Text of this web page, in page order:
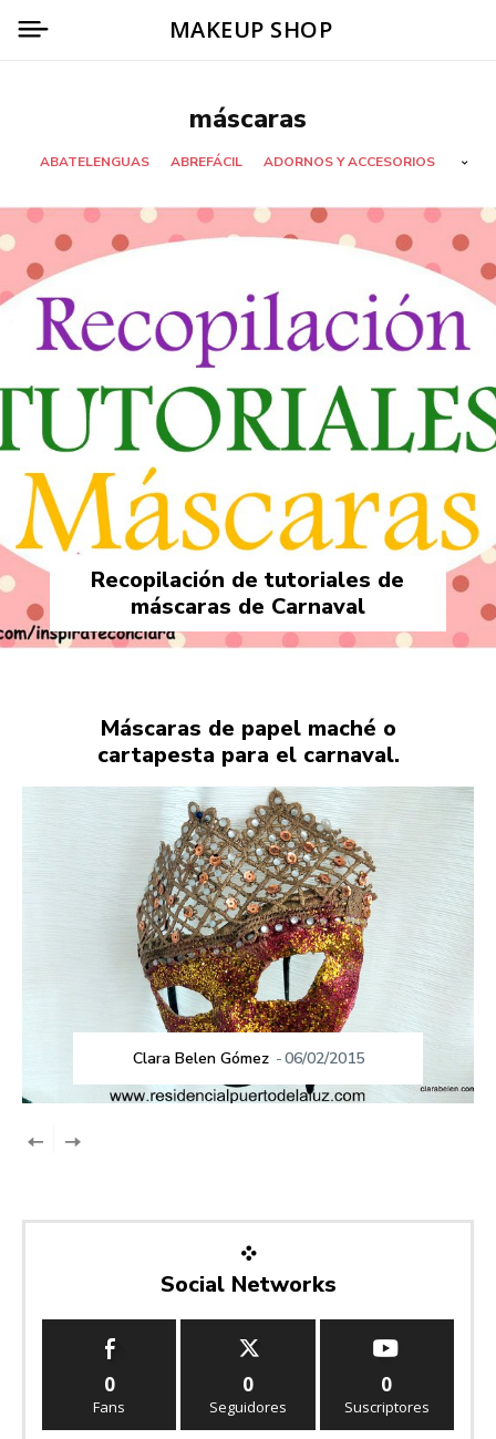
MAKEUP SHOP
máscaras
ABATELENGUAS ABREFÁCIL ADORNOS Y ACCESORIOS
Recopilación de tutoriales de
máscaras de Carnaval
Máscaras de papel maché o
cartapesta para el carnaval.
Clara Belen Gómez -06/02/2015
Social Networks
0
Fans
0
Seguidores
0
Suscriptores